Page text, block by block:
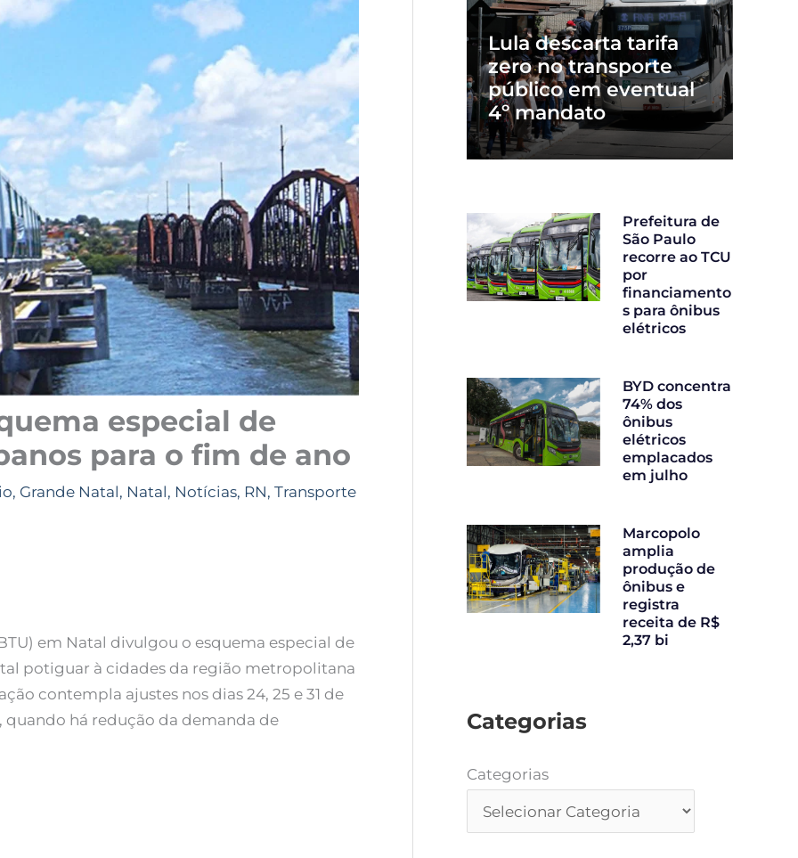
especial de
para o fim de ano
, Grande Natal, Natal, Notícias, RN, Transporte
em Natal divulgou o esquema especial de
potiguar à cidades da região metropolitana
contempla ajustes nos dias 24, 25 e 31 de
quando há redução da demanda de
Lula descarta tarifa
zero no transporte
público em eventual
4º mandato
Prefeitura de
São Paulo
recorre ao TCU
por
financiamento
s para ônibus
elétricos
BYD concentra
74% dos
ônibus
elétricos
emplacados
em julho
Marcopolo
amplia
produção de
ônibus e
registra
receita de R$
2,37 bi
Categorias
Categorias